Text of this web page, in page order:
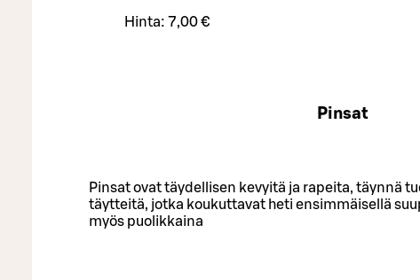
Hinta: 7,00 €
Pinsat
Pinsat ovat täydellisen kevyitä ja rapeita, täynnä
täytteitä, jotka koukuttavat heti ensimmäisellä
myös puolikkaina